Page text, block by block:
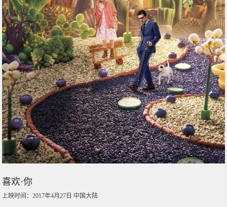
喜欢·你
上映时间：2017年4月27日 中国大陆